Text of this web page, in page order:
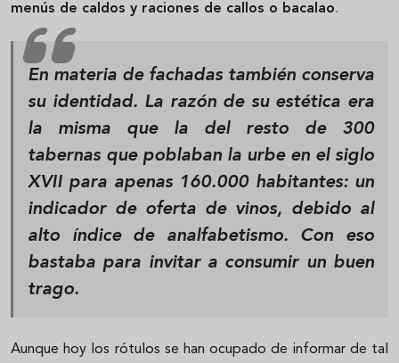
menús de caldos y raciones de callos o bacalao.
En materia de fachadas también conserva
su identidad. La razón de su estética era
la misma que la del resto de 300
tabernas que poblaban la urbe en el siglo
XVII para apenas 160.000 habitantes: un
indicador de oferta de vinos, debido al
alto índice de analfabetismo. Con eso
bastaba para invitar a consumir un buen
trago.
Aunque hoy los rótulos se han ocupado de informar de tal